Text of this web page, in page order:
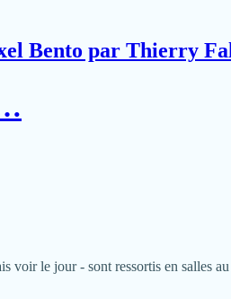
Bento par Thierry
le jour - sont ressortis en salles